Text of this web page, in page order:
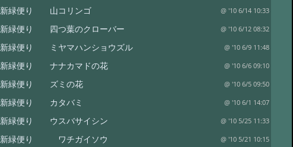
新緑便り 山コリンゴ @ '10 6/14 10:33
新緑便り 四つ葉のクローバー @ '10 6/12 08:32
新緑便り ミヤマハンショウズル @ '10 6/9 11:48
新緑便り ナナカマドの花 @ '10 6/6 09:10
新緑便り ズミの花 @ '10 6/5 09:50
新緑便り カタバミ @ '10 6/1 14:07
新緑便り ウスバサイシン @ '10 5/25 11:33
新緑便り ワチガイソウ @ '10 5/21 10:15